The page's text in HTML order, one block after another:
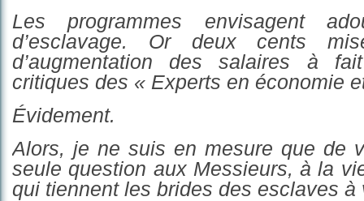
Les programmes envisagent
d’esclavage. Or deux cents
d’augmentation des salaires à
critiques des « Experts en économie
Évidement.
Alors, je ne suis en mesure que de
seule question auxMessieurs, à la
qui tiennent les brides des esclaves à